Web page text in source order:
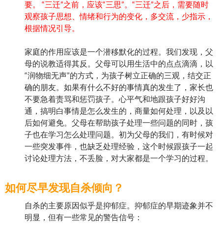
要。 “三迁”之前，应该“三思”。“三迁”之后，需要随时
观察孩子思想、情绪和行为的变化，多交流，少指示，
根据情况引导。
家庭的作用应该是一个潜移默化的过程。我们发现，父
母的说教适得其反。父母可以用生活中的点点滴滴，以
“润物细无声”的方式，为孩子树立正确的三观，结交正
确的朋友。如果有什么不好的事情真的发生了，家长也
不要急着责骂和惩罚孩子。心平气和地跟孩子好好沟
通，搞明白事情是怎么发生的，商量如何处理，以及以
后如何避免。父母在帮助孩子处理一些问题的同时，孩
子也在学习怎么处理问题。初为父母的我们，有时候对
一些突发事件，也缺乏处理经验，这个时候跟孩子一起
讨论处理方法，不丢脸，对大家都是一个学习的过程。
如何尽早发现自杀倾向？
自杀的主要原因似乎是抑郁症。抑郁症的早期迹象并不
明显，但有一些常见的警告信号：